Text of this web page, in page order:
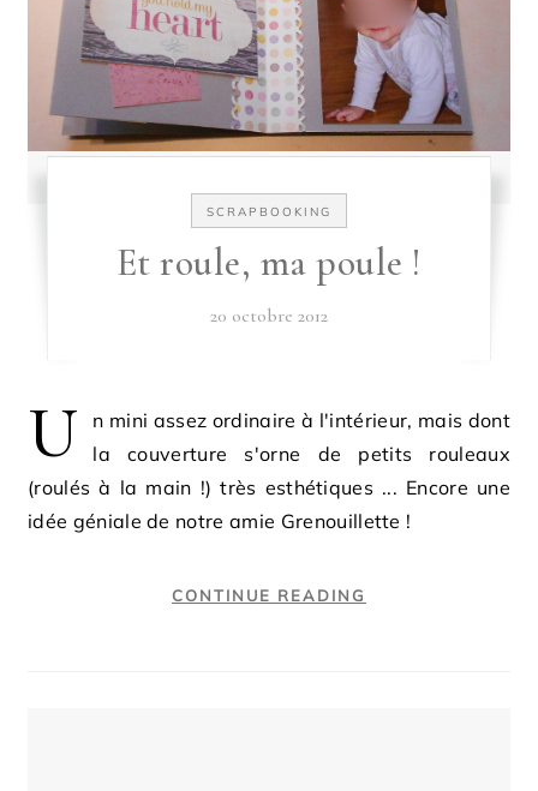
SCRAPBOOKING
Et roule, ma poule !
20 octobre 2012
U
n mini assez ordinaire à l'intérieur, mais dont
la couverture s'orne de petits rouleaux
(roulés à la main !) très esthétiques ... Encore une
idée géniale de notre amie Grenouillette !
CONTINUE READING